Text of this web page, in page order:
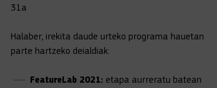
31a
Halaber, irekita daude urteko programa hauetan
parte hartzeko deialdiak:
FeatureLab 2021: etapa aurreratu batean